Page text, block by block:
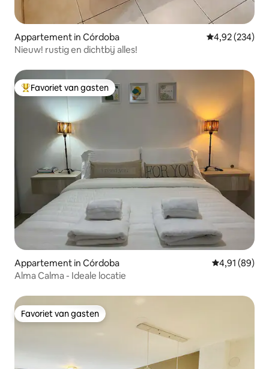
Appartement in Córdoba Gemiddelde
4,92 (234)
Nieuw! rustig en dichtbij alles!
Topfavoriet van gasten
Favoriet van gasten
Appartement in Córdoba Gemiddelde
4,91 (89)
Alma Calma - Ideale locatie
Favoriet van gasten
Favoriet van gasten